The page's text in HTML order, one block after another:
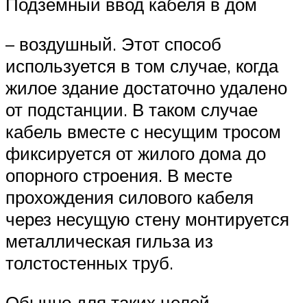
– воздушный. Этот способ
используется в том случае, когда
жилое здание достаточно удалено
от подстанции. В таком случае
кабель вместе с несущим тросом
фиксируется от жилого дома до
опорного строения. В месте
прохождения силового кабеля
через несущую стену монтируется
металлическая гильза из
толстостенных труб.